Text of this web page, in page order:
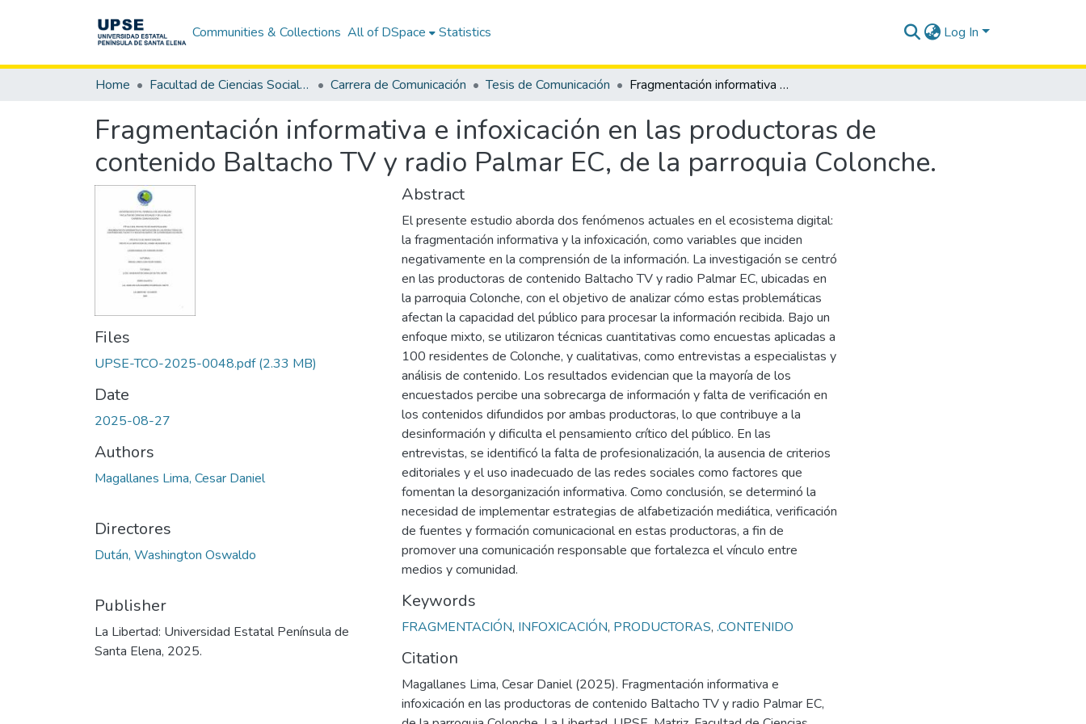
Communities & Collections All of DSpace Statistics Log In
Home Facultad de Ciencias Sociales y de la Salud Carrera de Comunicación Tesis de Comunicación Fragmentación informativa e infoxicación en las productoras de contenido Baltacho TV y radio Palmar EC, de la parroquia Colonche.
Fragmentación informativa e infoxicación en las productoras de
contenido Baltacho TV y radio Palmar EC, de la parroquia Colonche.
Files
UPSE-TCO-2025-0048.pdf(2.33 MB)
Date
2025-08-27
Authors
Magallanes Lima, Cesar Daniel
Directores
Dután, Washington Oswaldo
Publisher
La Libertad: Universidad Estatal Península de
Santa Elena, 2025.
Abstract
El presente estudio aborda dos fenómenos actuales en el ecosistema digital:
la fragmentación informativa y la infoxicación, como variables que inciden
negativamente en la comprensión de la información. La investigación se centró
en las productoras de contenido Baltacho TV y radio Palmar EC, ubicadas en
la parroquia Colonche, con el objetivo de analizar cómo estas problemáticas
afectan la capacidad del público para procesar la información recibida. Bajo un
enfoque mixto, se utilizaron técnicas cuantitativas como encuestas aplicadas a
100 residentes de Colonche, y cualitativas, como entrevistas a especialistas y
análisis de contenido. Los resultados evidencian que la mayoría de los
encuestados percibe una sobrecarga de información y falta de verificación en
los contenidos difundidos por ambas productoras, lo que contribuye a la
desinformación y dificulta el pensamiento crítico del público. En las
entrevistas, se identificó la falta de profesionalización, la ausencia de criterios
editoriales y el uso inadecuado de las redes sociales como factores que
fomentan la desorganización informativa. Como conclusión, se determinó la
necesidad de implementar estrategias de alfabetización mediática, verificación
de fuentes y formación comunicacional en estas productoras, a fin de
promover una comunicación responsable que fortalezca el vínculo entre
medios y comunidad.
Keywords
FRAGMENTACIÓN, INFOXICACIÓN, PRODUCTORAS, .CONTENIDO
Citation
Magallanes Lima, Cesar Daniel (2025). Fragmentación informativa e
infoxicación en las productoras de contenido Baltacho TV y radio Palmar EC,